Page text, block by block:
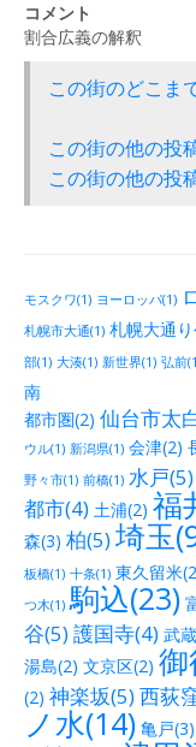
コメント
割合広義の解釈
この街のどこま
この街の他の投
この街の他の投
モスクワ(1) ヨーロッパ(1)
札幌市大通(1) 札幌大通
部(1) 大湊(1) 新世界(1) 弘前
南
都市圏(2) 仙台市太
ウル(1) 新潟県(1) 会津(2)
野々市(1) 前橋(1) 水戸(5)
都市(4) 土浦(2) 福
森(3) 柏(5)埼玉
板橋(1) 十条(1) 東久留米
つ木(1) 駒込(23)
谷(5)護国寺(4) 武
湯島(2) 文京区(2) 御
(2) 神楽坂(5)西荻
ノ水(14) 亀戸(3)